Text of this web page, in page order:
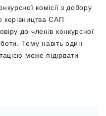
комісії з добору
керівництва САП
до членів конкурсної
Тому навіть один
може підірвати